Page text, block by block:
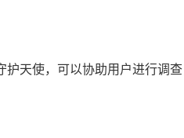
天使，可以协助用户进行调